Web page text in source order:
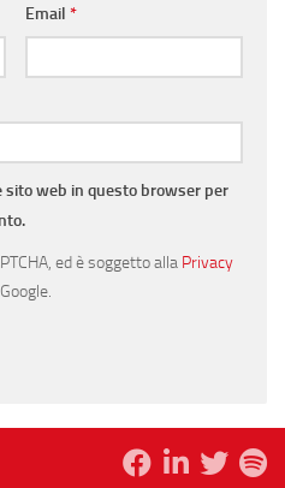
Email *
sito web in questo browser per
ed è soggetto alla Privacy